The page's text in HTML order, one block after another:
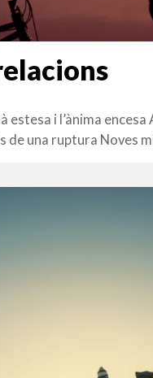
i l’ànima
una ruptura Noves